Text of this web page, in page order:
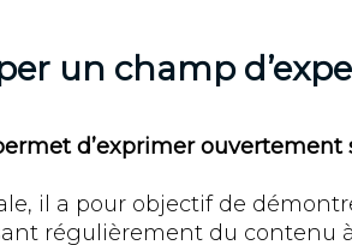
un champ
d’exprimer ouvertement
il a pour objectif de
régulièrement du contenu